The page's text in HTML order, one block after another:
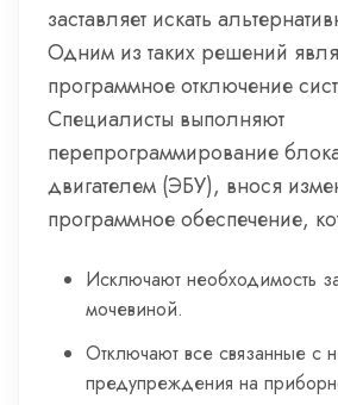
заставляет искать
Одним из таких решений
программное отключение
Специалисты выполняют
перепрограммирование
двигателем (ЭБУ), внося
программное обеспечение,
Исключают необходимость
мочевиной.
Отключают все связанные с
предупреждения на